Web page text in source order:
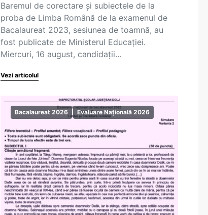
Baremul de corectare și subiectele de la
proba de Limba Română de la examenul de
Bacalaureat 2023, sesiunea de toamnă, au
fost publicate de Ministerul Educației.
Miercuri, 16 august, candidații…
Vezi articolul
Bacalaureat 2026 Evaluare Națională 2026